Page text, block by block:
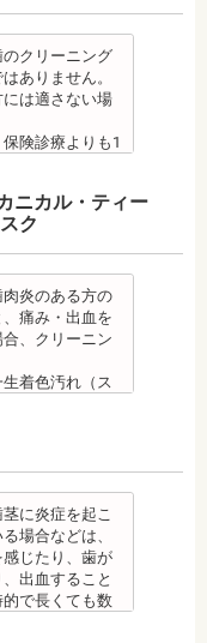
のクリーニング
ありません。
は適さない場
険診療よりも1
って「クリー
」と書いてい
機器が用いられ
によっては歯
の場合もあ
いでしょう。
事長 日坂充
ニカル・ティー
ク
炎のある方の
痛み・出血を
、クリーニン
着色汚れ（ス
は、虫歯や歯
う必要があり
も、落とすこ
歯垢・バイオ
よって除去す
、より虫歯予
に炎症を起こ
場合などは、
じたり、歯が
出血すること
で長くても数